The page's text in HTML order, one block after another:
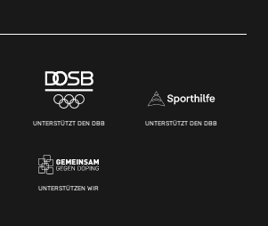
UNTERSTÜTZT DEN DBB UNTERSTÜTZT DEN DBB
UNTERSTÜTZEN WIR